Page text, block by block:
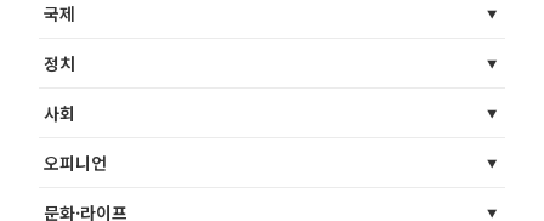
국제
정치
사회
오피니언
문화·라이프